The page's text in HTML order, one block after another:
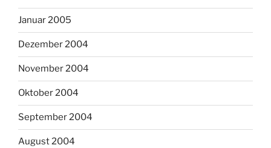
Januar 2005
Dezember 2004
November 2004
Oktober 2004
September 2004
August 2004